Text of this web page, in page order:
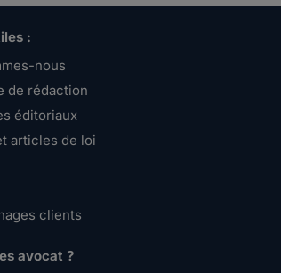
:
nous
de rédaction
éditoriaux
articles de loi
clients
avocat ?